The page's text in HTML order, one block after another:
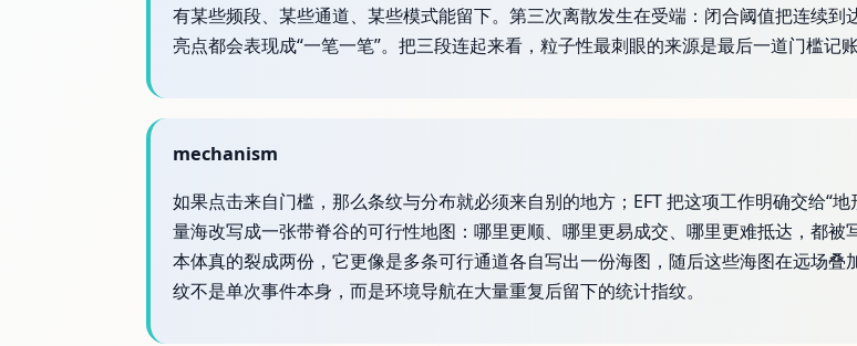
有某些频段、某些通道、某些模式能留下。第三次离散发生在受端：闭合阈值把连续
亮点都会表现成“一笔一笔”。把三段连起来看，粒子性最刺眼的来源是最后一道门槛记
mechanism
如果点击来自门槛，那么条纹与分布就必须来自别的地方；EFT 把这项工作明确交给“
量海改写成一张带脊谷的可行性地图：哪里更顺、哪里更易成交、哪里更难抵达，都
本体真的裂成两份，它更像是多条可行通道各自写出一份海图，随后这些海图在远场
纹不是单次事件本身，而是环境导航在大量重复后留下的统计指纹。